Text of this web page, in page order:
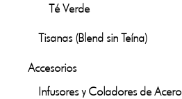
Té Verde
Tisanas (Blend sin Teína)
Accesorios
Infusores y Coladores de Acero